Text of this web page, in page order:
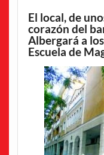
El local, de
corazón del
Albergará a
Escuela de